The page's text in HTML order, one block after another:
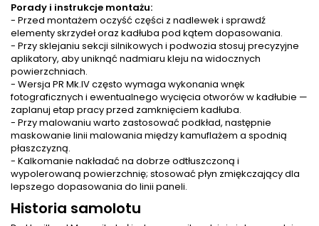
Porady i instrukcje montażu:
- Przed montażem oczyść części z nadlewek i sprawdź
elementy skrzydeł oraz kadłuba pod kątem dopasowania.
- Przy sklejaniu sekcji silnikowych i podwozia stosuj precyzyjne
aplikatory, aby uniknąć nadmiaru kleju na widocznych
powierzchniach.
- Wersja PR Mk.IV często wymaga wykonania wnęk
fotograficznych i ewentualnego wycięcia otworów w kadłubie —
zaplanuj etap pracy przed zamknięciem kadłuba.
- Przy malowaniu warto zastosować podkład, następnie
maskowanie linii malowania między kamuflażem a spodnią
płaszczyzną.
- Kalkomanie nakładać na dobrze odtłuszczoną i
wypolerowaną powierzchnię; stosować płyn zmiękczający dla
lepszego dopasowania do linii paneli.
Historia samolotu